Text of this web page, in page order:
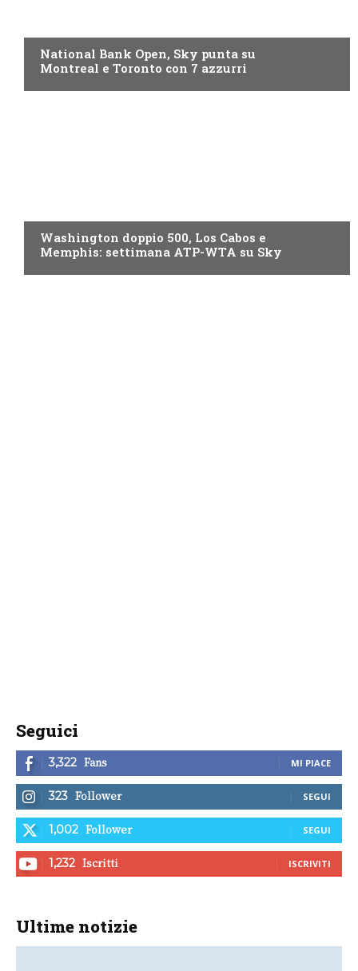
National Bank Open, Sky punta su
Montreal e Toronto con 7 azzurri
Washington doppio 500, Los Cabos e
Memphis: settimana ATP-WTA su Sky
Seguici
3,322 Fans MI PIACE
323 Follower SEGUI
1,002 Follower SEGUI
1,232 Iscritti ISCRIVITI
Ultime notizie